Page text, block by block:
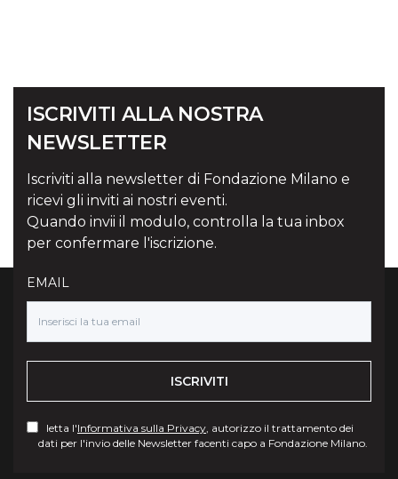
ISCRIVITI ALLA NOSTRA
NEWSLETTER
Iscriviti alla newsletter di Fondazione Milano e
ricevi gli inviti ai nostri eventi.
Quando invii il modulo, controlla la tua inbox
per confermare l'iscrizione.
EMAIL
ISCRIVITI
letta l'Informativa sulla Privacy , autorizzo il trattamento dei
dati per l'invio delle Newsletter facenti capo a Fondazione Milano.